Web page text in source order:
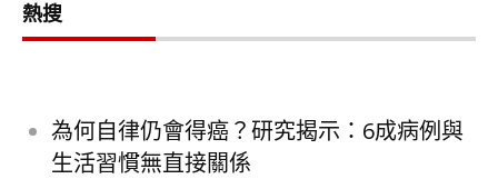
熱搜
為何自律仍會得癌？研究揭示：6成病例與
生活習慣無直接關係